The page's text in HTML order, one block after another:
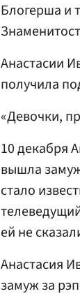
Блогерша и
Анастасии
получила
«Девочки,
10 декабря
вышла
стало
ей не
Анастасия
замуж за